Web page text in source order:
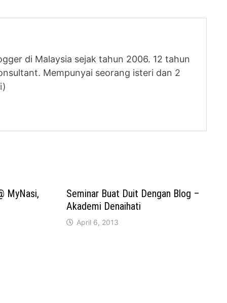
di Malaysia sejak tahun 2006. 12 tahun
Mempunyai seorang isteri dan 2
MyNasi,
Seminar Buat Duit Dengan Blog –
Akademi Denaihati
April 6, 2013